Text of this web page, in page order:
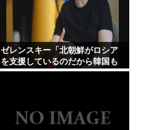
ゼレンスキー「北朝鮮がロシア
を支援しているのだから韓国も
ウクライナを支援しろ」